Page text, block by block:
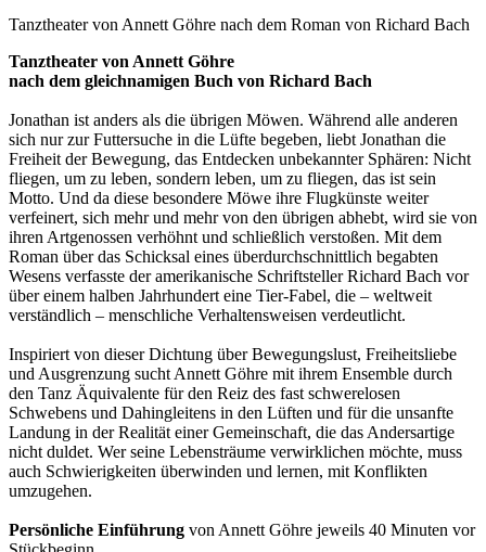
Tanztheater von Annett Göhre nach dem Roman von Richard Bach
Tanztheater von Annett Göhre
nach dem gleichnamigen Buch von Richard Bach
Jonathan ist anders als die übrigen Möwen. Während alle anderen
sich nur zur Futtersuche in die Lüfte begeben, liebt Jonathan die
Freiheit der Bewegung, das Entdecken unbekannter Sphären: Nicht
fliegen, um zu leben, sondern leben, um zu fliegen, das ist sein
Motto. Und da diese besondere Möwe ihre Flugkünste weiter
verfeinert, sich mehr und mehr von den übrigen abhebt, wird sie von
ihren Artgenossen verhöhnt und schließlich verstoßen. Mit dem
Roman über das Schicksal eines überdurchschnittlich begabten
Wesens verfasste der amerikanische Schriftsteller Richard Bach vor
über einem halben Jahrhundert eine Tier-Fabel, die – weltweit
verständlich – menschliche Verhaltensweisen verdeutlicht.
Inspiriert von dieser Dichtung über Bewegungslust, Freiheitsliebe
und Ausgrenzung sucht Annett Göhre mit ihrem Ensemble durch
den Tanz Äquivalente für den Reiz des fast schwerelosen
Schwebens und Dahingleitens in den Lüften und für die unsanfte
Landung in der Realität einer Gemeinschaft, die das Andersartige
nicht duldet. Wer seine Lebensträume verwirklichen möchte, muss
auch Schwierigkeiten überwinden und lernen, mit Konflikten
umzugehen.
Persönliche Einführung von Annett Göhre jeweils 40 Minuten vor